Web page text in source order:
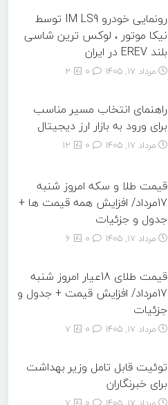
رونمایی خودرو IM LS9 توسط
نیکا موتور ، لوکس ترین شاسی
بلند EREV در ایران
مرداد ۱۷, ۱۴۰۵ 2
راهنمای انتخاب مسیر مناسب
برای ورود به بازار ارز دیجیتال
مرداد ۱۷, ۱۴۰۵ 12
قیمت طلا و سکه امروز شنبه
17مرداد/ افزایش همه قیمت ها +
جدول و جزئیات
مرداد ۱۷, ۱۴۰۵ 6
قیمت طلای 18عیار امروز شنبه
17مرداد/ افزایش قیمت + جدول و
جزئیات
مرداد ۱۷, ۱۴۰۵ 7
توئیت قابل تامل وزیر بهداشت
برای خبرنگاران